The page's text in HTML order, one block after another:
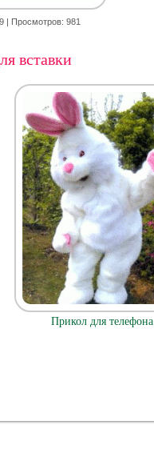
| Просмотров: 981
вставки
Прикол для телефона